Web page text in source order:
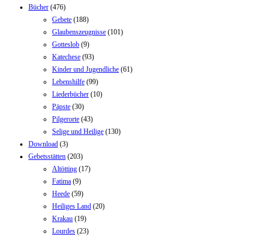
Bücher (476)
Gebete (188)
Glaubenszeugnisse (101)
Gotteslob (9)
Katechese (93)
Kinder und Jugendliche (61)
Lebenshilfe (99)
Liederbücher (10)
Päpste (30)
Pilgerorte (43)
Selige und Heilige (130)
Download (3)
Gebetsstätten (203)
Altötting (17)
Fatima (9)
Heede (59)
Heiliges Land (20)
Krakau (19)
Lourdes (23)